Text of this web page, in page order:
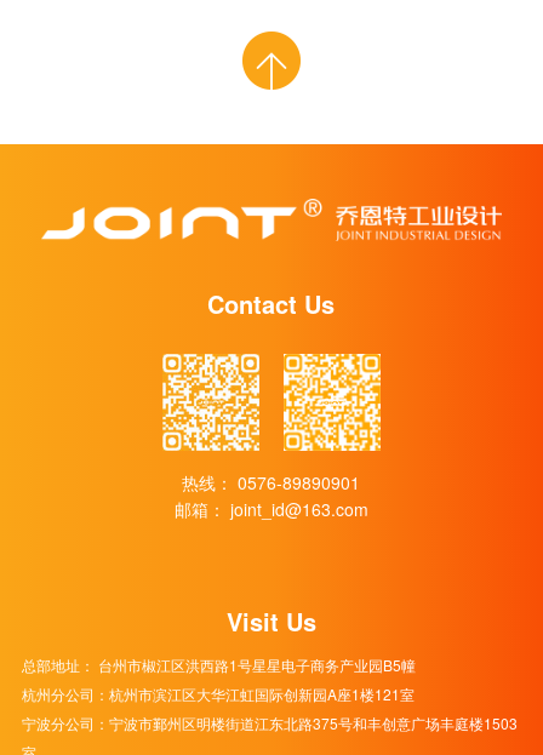
Contact Us
热线： 0576-89890901
邮箱： joint_id@163.com
Visit Us
总部地址： 台州市椒江区洪西路1号星星电子商务产业园B5幢
杭州分公司：杭州市滨江区大华江虹国际创新园A座1楼121室
宁波分公司：宁波市鄞州区明楼街道江东北路375号和丰创意广场丰庭楼1503